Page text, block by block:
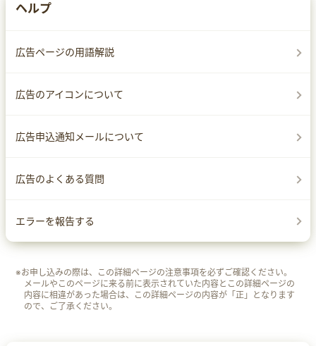
ヘルプ
広告ページの用語解説
広告のアイコンについて
広告申込通知メールについて
広告のよくある質問
エラーを報告する
※お申し込みの際は、この詳細ページの注意事項を必ずご確認ください。
メールやこのページに来る前に表示されていた内容とこの詳細ページの
内容に相違があった場合は、この詳細ページの内容が「正」となります
ので、ご了承ください。